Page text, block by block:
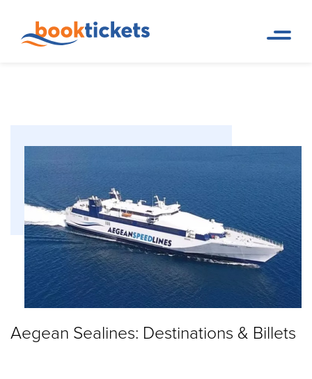
ferry
Billets
Aegean Sealines: Destinations & Billets